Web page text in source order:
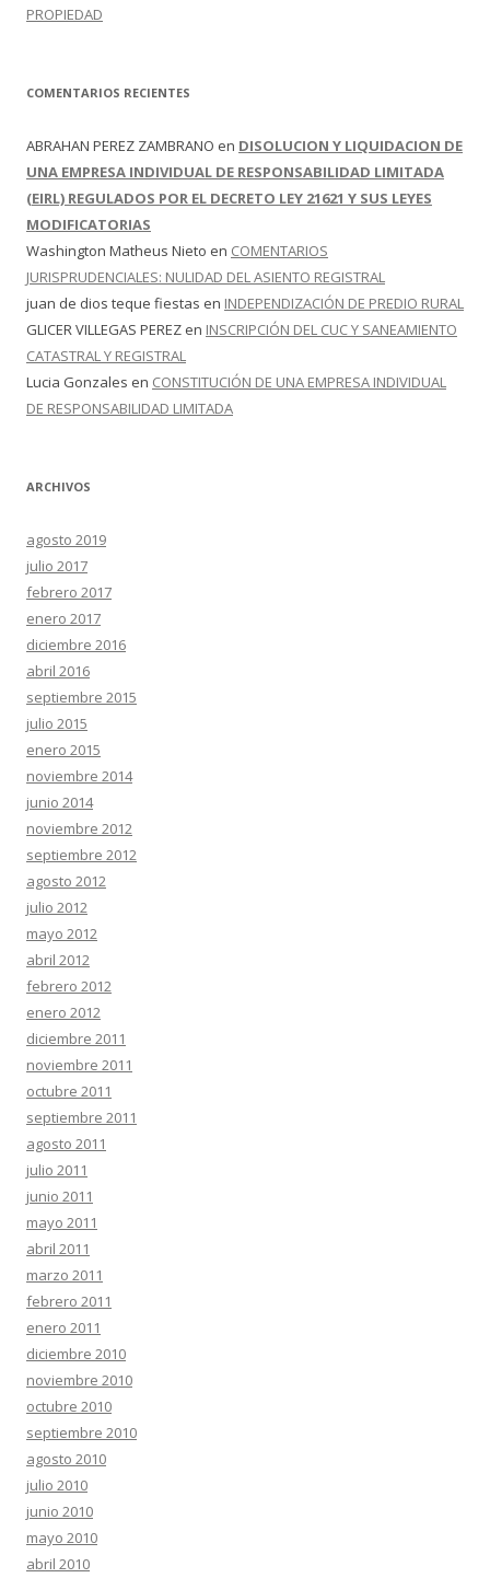
PROPIEDAD
COMENTARIOS RECIENTES
ABRAHAN PEREZ ZAMBRANO en DISOLUCION Y LIQUIDACION DE
UNA EMPRESA INDIVIDUAL DE RESPONSABILIDAD LIMITADA
(EIRL) REGULADOS POR EL DECRETO LEY 21621 Y SUS LEYES
MODIFICATORIAS
Washington Matheus Nieto en COMENTARIOS
JURISPRUDENCIALES: NULIDAD DEL ASIENTO REGISTRAL
juan de dios teque fiestas en INDEPENDIZACIÓN DE PREDIO RURAL
GLICER VILLEGAS PEREZ en INSCRIPCIÓN DEL CUC Y SANEAMIENTO
CATASTRAL Y REGISTRAL
Lucia Gonzales en CONSTITUCIÓN DE UNA EMPRESA INDIVIDUAL
DE RESPONSABILIDAD LIMITADA
ARCHIVOS
agosto 2019
julio 2017
febrero 2017
enero 2017
diciembre 2016
abril 2016
septiembre 2015
julio 2015
enero 2015
noviembre 2014
junio 2014
noviembre 2012
septiembre 2012
agosto 2012
julio 2012
mayo 2012
abril 2012
febrero 2012
enero 2012
diciembre 2011
noviembre 2011
octubre 2011
septiembre 2011
agosto 2011
julio 2011
junio 2011
mayo 2011
abril 2011
marzo 2011
febrero 2011
enero 2011
diciembre 2010
noviembre 2010
octubre 2010
septiembre 2010
agosto 2010
julio 2010
junio 2010
mayo 2010
abril 2010